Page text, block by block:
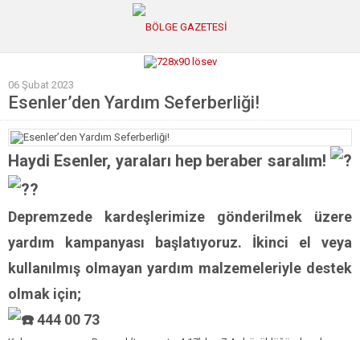
GÜNCEL
POLİTİKA
Polis & Adliye
SPOR
YAZARLAR
Sağlık & Yaşam
Kültür & Sanat
EĞİTİM
06 Şubat 2023
Esenler’den Yardım Seferberliği!
Haydi Esenler, yaraları hep beraber saralım!
Depremzede kardeşlerimize gönderilmek üzere
yardım kampanyası başlatıyoruz. İkinci el veya
kullanılmış olmayan yardım malzemeleriyle destek
olmak için;
444 00 73